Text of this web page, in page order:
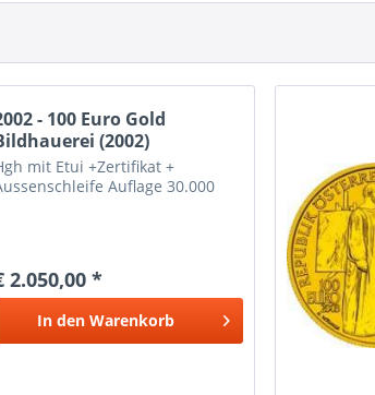
- 100 Euro Gold
(2002)
mit Etui +Zertifikat +
Auflage 30.000
2.050,00 *
In den Warenkorb